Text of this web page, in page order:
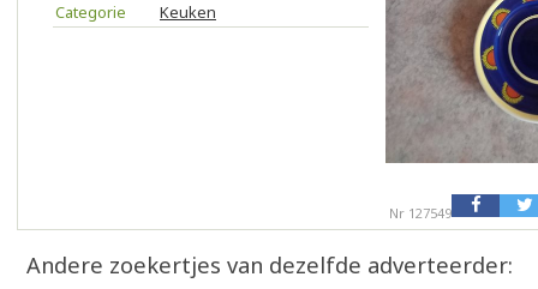
Categorie
Keuken
Nr 127549
Andere zoekertjes van dezelfde adverteerder: